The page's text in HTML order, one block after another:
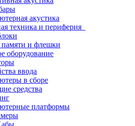
акустика
техника и периферия
и флешки
оборудование
ввода
в сборе
средства
платформы